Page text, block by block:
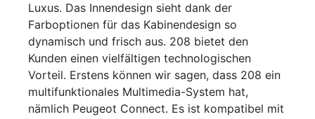
Luxus. Das Innendesign sieht dank der
Farboptionen für das Kabinendesign so
dynamisch und frisch aus. 208 bietet den
Kunden einen vielfältigen technologischen
Vorteil. Erstens können wir sagen, dass 208 ein
multifunktionales Multimedia-System hat,
nämlich Peugeot Connect. Es ist kompatibel mit